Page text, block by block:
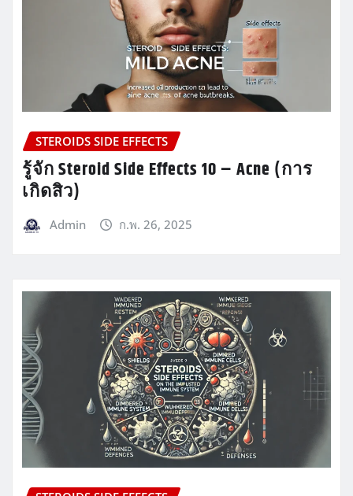
STEROIDS SIDE EFFECTS
รู้จัก Steroid Side Effects 10 – Acne (การ
เกิดสิว)
Admin ก.พ. 26, 2025